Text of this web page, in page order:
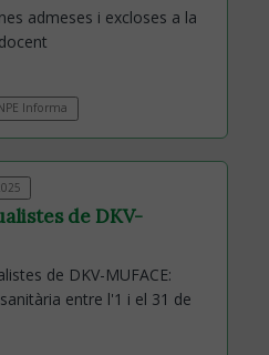
admeses i excloses a la
Informa
de DKV-
de DKV-MUFACE:
entre l'1 i el 31 de